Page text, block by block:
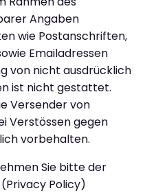
Angaben
wie Postanschriften,
Emailadressen
von nicht ausdrücklich
ist nicht gestattet.
Versender von
Verstössen gegen
vorbehalten.
Sie bitte der
(Privacy Policy)